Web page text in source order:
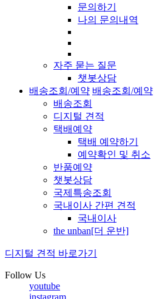
문의하기
나의 문의내역
자주 묻는 질문
챗봇상담
배송조회/예약 배송조회/예약
배송조회
디지털 견적
택배예약
택배 예약하기
예약확인 및 취소
반품예약
챗봇상담
국제특송조회
국내이사 간편 견적
국내이사
the unban[더 운반]
디지털 견적 바로가기
Follow Us
youtube
instagram